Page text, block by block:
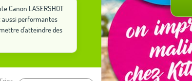
Canon LASERSHOT
aussi performantes
d'atteindre des